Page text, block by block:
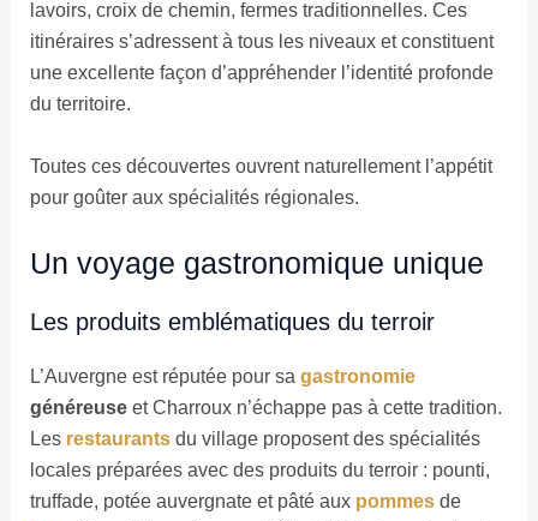
lavoirs, croix de chemin, fermes traditionnelles. Ces
itinéraires s’adressent à tous les niveaux et constituent
une excellente façon d’appréhender l’identité profonde
du territoire.
Toutes ces découvertes ouvrent naturellement l’appétit
pour goûter aux spécialités régionales.
Un voyage gastronomique unique
Les produits emblématiques du terroir
L’Auvergne est réputée pour sa gastronomie
généreuseet Charroux n’échappe pas à cette tradition.
Les restaurantsdu village proposent des spécialités
locales préparées avec des produits du terroir : pounti,
truffade, potée auvergnate et pâté aux pommesde